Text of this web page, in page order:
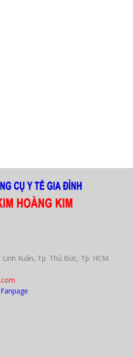
Xuân, Tp. Thủ Đức, Tp. HCM.